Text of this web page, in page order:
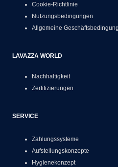
Cookie-Richtlinie
Nutzungsbedingungen
Allgemeine
LAVAZZA WORLD
Nachhaltigkeit
Zertifizierungen
SERVICE
Zahlungssysteme
Aufstellungskonzepte
Hygienekonzept